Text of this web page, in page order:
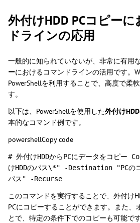
外付けHDD PCコピー
ドラインの応用
一般的に知られていないが、非常に有用
ーにおけるコマンドラインの活用です。
PowerShellを利用することで、高度で柔
す。
以下は、PowerShellを使用した外付け
本的なコマンド例です。
powershellCopy code
# 外付けHDDからPCにデータをコピ
けHDDのパス\*" -Destination "PCのコ
パス" -Recurse
このコマンドを実行することで、外付け
PCにコピーすることができます。また、
とで、特定の条件下でのコピーも可能です